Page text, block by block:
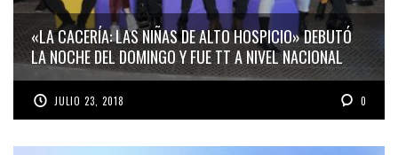
«LA CACERÍA: LAS NIÑAS DE ALTO HOSPICIO» DEBUTÓ
LA NOCHE DEL DOMINGO Y FUE TT A NIVEL NACIONAL
JULIO 23, 2018 0